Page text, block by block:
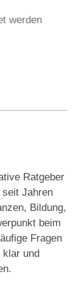
werden
Ratgeber
seit Jahren
Bildung,
beim
Fragen
klar und